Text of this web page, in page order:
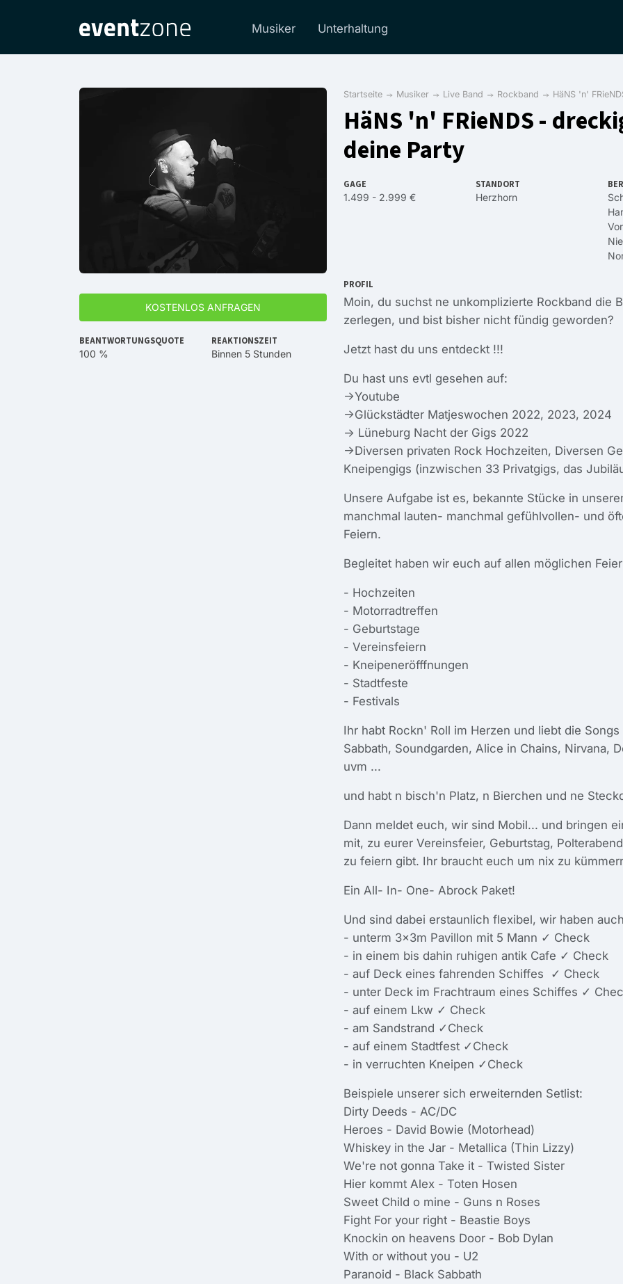
Musiker Unterhaltung
KOSTENLOS ANFRAGEN
BEANTWORTUNGSQUOTE
100 %
REAKTIONSZEIT
Binnen 5 Stunden
Startseite Musiker Live Band Rockband HäNS 'n'
HäNS 'n' FRieNDS -
deine Party
GAGE
1.499 - 2.999 €
STANDORT
Herzhorn
PROFIL
Moin, du suchst ne unkomplizierte Rockband die
zerlegen, und bist bisher nicht fündig geworden?
Jetzt hast du uns entdeckt !!!
Du hast uns evtl gesehen auf:
->Youtube
->Glückstädter Matjeswochen 2022, 2023, 2024
-> Lüneburg Nacht der Gigs 2022
->Diversen privaten Rock Hochzeiten, Diversen
Kneipengigs (inzwischen 33 Privatgigs, das
Unsere Aufgabe ist es, bekannte Stücke in
manchmal lauten- manchmal gefühlvollen- und
Feiern.
Begleitet haben wir euch auf allen möglichen
- Hochzeiten
- Motorradtreffen
- Geburtstage
- Vereinsfeiern
- Kneipeneröfffnungen
- Stadtfeste
- Festivals
Ihr habt Rockn' Roll im Herzen und liebt die
Sabbath, Soundgarden, Alice in Chains, Nirvana,
uvm ...
und habt n bisch'n Platz, n Bierchen und ne
Dann meldet euch, wir sind Mobil... und bringen
mit, zu eurer Vereinsfeier, Geburtstag,
zu feiern gibt. Ihr braucht euch um nix zu
Ein All- In- One- Abrock Paket!
Und sind dabei erstaunlich flexibel, wir haben
- unterm 3x3m Pavillon mit 5 Mann ✓ Check
- in einem bis dahin ruhigen antik Cafe ✓ Check
- auf Deck eines fahrenden Schiffes ️ ✓ Check
- unter Deck im Frachtraum eines Schiffes ✓
- auf einem Lkw ✓ Check
- am Sandstrand ✓Check
- auf einem Stadtfest ✓Check
- in verruchten Kneipen ✓Check
Beispiele unserer sich erweiternden Setlist:
Dirty Deeds - AC/DC
Heroes - David Bowie (Motorhead)
Whiskey in the Jar - Metallica (Thin Lizzy)
We're not gonna Take it - Twisted Sister
Hier kommt Alex - Toten Hosen
Sweet Child o mine - Guns n Roses
Fight For your right - Beastie Boys
Knockin on heavens Door - Bob Dylan
With or without you - U2
Paranoid - Black Sabbath